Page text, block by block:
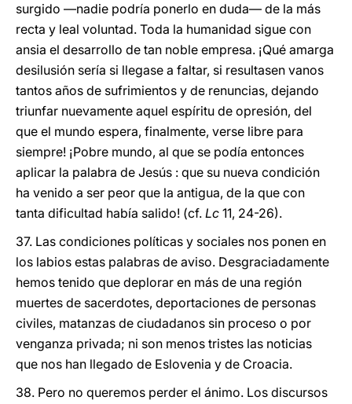
surgido —nadie podría ponerlo en duda— de la más
recta y leal voluntad. Toda la humanidad sigue con
ansia el desarrollo de tan noble empresa. ¡Qué amarga
desilusión sería si llegase a faltar, si resultasen vanos
tantos años de sufrimientos y de renuncias, dejando
triunfar nuevamente aquel espíritu de opresión, del
que el mundo espera, finalmente, verse libre para
siempre! ¡Pobre mundo, al que se podía entonces
aplicar la palabra de Jesús : que su nueva condición
ha venido a ser peor que la antigua, de la que con
tanta dificultad había salido! (cf. Lc 11, 24-26).
37. Las condiciones políticas y sociales nos ponen en
los labios estas palabras de aviso. Desgraciadamente
hemos tenido que deplorar en más de una región
muertes de sacerdotes, deportaciones de personas
civiles, matanzas de ciudadanos sin proceso o por
venganza privada; ni son menos tristes las noticias
que nos han llegado de Eslovenia y de Croacia.
38. Pero no queremos perder el ánimo. Los discursos